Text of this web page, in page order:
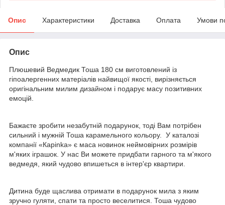
Опис Характеристики Доставка Оплата Умови
Опис
Плюшевий Ведмедик Тоша 180 см виготовлений із
гіпоалергенних матеріалів найвищої якості, вирізняється
оригінальним милим дизайном і подарує масу позитивних
емоцій.
Бажаєте зробити незабутній подарунок, тоді Вам потрібен
сильний і мужній Тоша карамельного кольору. У каталозі
компанії «Карinka» є маса новинок неймовірних розмірів
м'яких іграшок. У нас Ви можете придбати гарного та м'якого
ведмедя, який чудово впишеться в інтер'єр квартири.
Дитина буде щаслива отримати в подарунок мила з яким
зручно гуляти, спати та просто веселитися. Тоша чудово